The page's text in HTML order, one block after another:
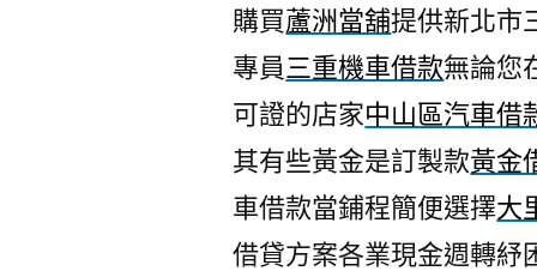
購買蘆洲當舖提供新北市
專員三重機車借款無論您
可證的店家中山區汽車借
其有些黃金是訂製款黃金
車借款當鋪程簡便選擇大
借貸方案各業現金週轉紓